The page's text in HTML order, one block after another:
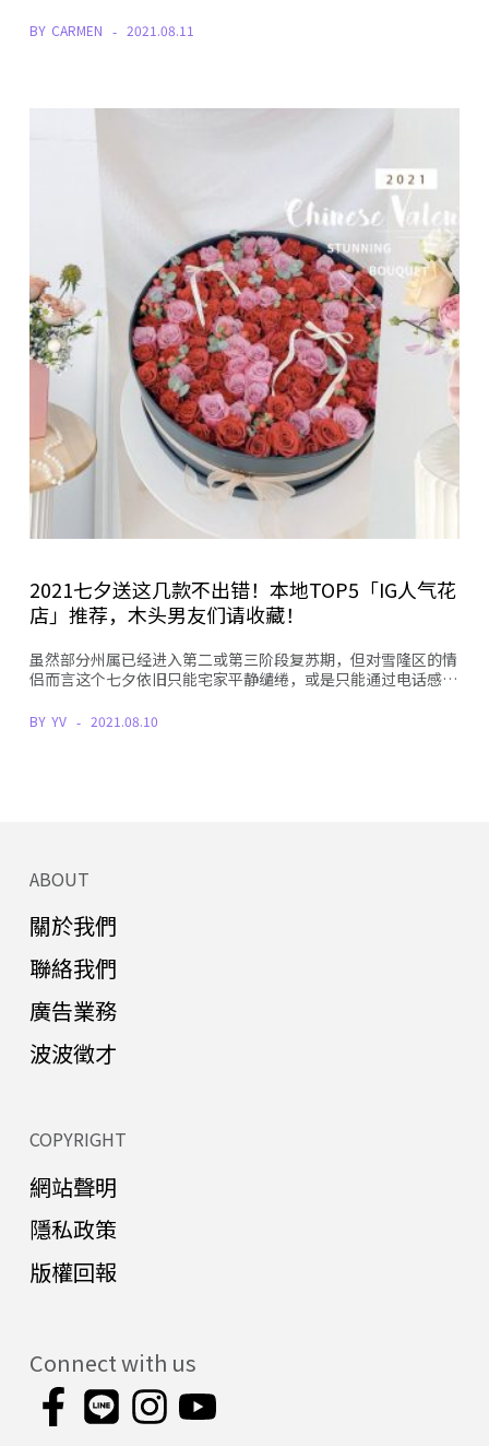
BY CARMEN 2021.08.11
2021七夕送这几款不出错！本地TOP5「IG人气花
店」推荐，木头男友们请收藏！
虽然部分州属已经进入第二或第三阶段复苏期，但对雪隆区的情
侣而言这个七夕依旧只能宅家平静缱绻，或是只能通过电话感…
BY YV 2021.08.10
ABOUT
關於我們
聯絡我們
廣告業務
波波徵才
COPYRIGHT
網站聲明
隱私政策
版權回報
Connect with us